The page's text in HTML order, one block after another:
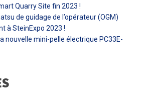
Quarry Site fin 2023 !
de guidage de l’opérateur (OGM)
à SteinExpo 2023 !
nouvelle mini-pelle électrique PC33E-